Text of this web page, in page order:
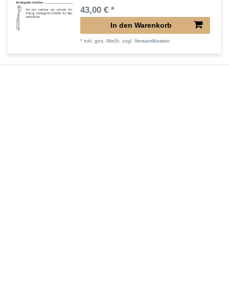
43,00 € *
In den Warenkorb
*inkl. ges. MwSt. zzgl.Versandkosten